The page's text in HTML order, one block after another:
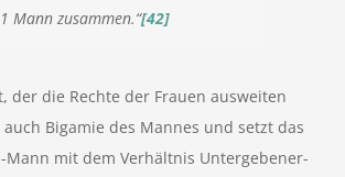
Mann zusammen.“[42]
der die Rechte der Frauen ausweiten
Bigamie des Mannes und setzt das
Mann mit dem Verhältnis Untergebener-